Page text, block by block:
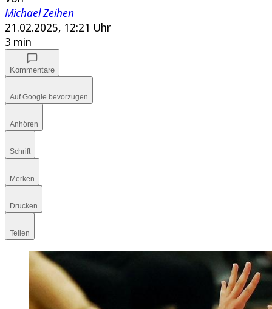
Michael Zeihen
21.02.2025, 12:21 Uhr
3 min
Kommentare
Auf Google bevorzugen
Anhören
Schrift
Merken
Drucken
Teilen